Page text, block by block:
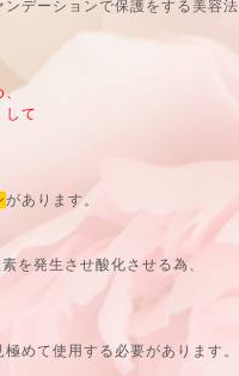
デーションで保護をする美容法
、
して
があります。
を発生させ酸化させる為、
めて使用する必要があります。